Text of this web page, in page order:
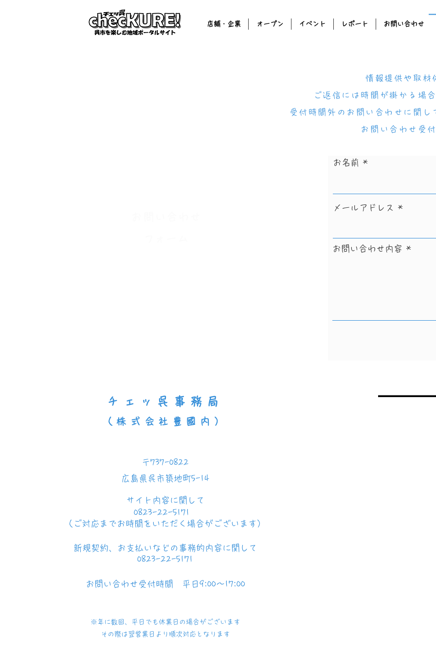
店舗・企業 オープン イベント レポート お問い合わせ
情報提供や取材
ご返信には時間が掛かる場
受付時間外のお問い合わせに関
お問い合わせ​受
お名前
メールアドレス
お問い合わせ内容
チェッ呉事務局
（株式会社豊國内）
〒737-0822
​広島県呉市築地町5-14
サイト内容に関して
（ご対応までお時間をいただく場合がございます）
新規契約、お支払いなどの事務的内容に関して
お問い合わせ​受付時間 平日9:00～17:00
※年に数回、平日でも休業日の場合がございます
その際は翌営業日より順次対応となります
0823-22-5171
0823-22-5171